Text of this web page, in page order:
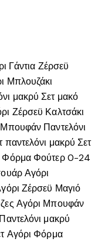
Γάντια Ζέρσεϋ
Μπλουζάκι
μακρύ Σετ μακό
Ζέρσεϋ Καλτσάκι
Μπουφάν Παντελόνι
παντελόνι μακρύ Σετ
Φόρμα Φούτερ 0-24
Αγόρι
Ζέρσεϋ Μαγιό
Αγόρι Μπουφάν
Παντελόνι μακρύ
Αγόρι Φόρμα